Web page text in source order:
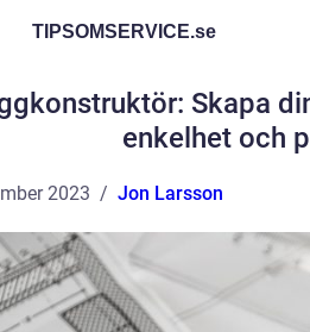
TIPSOMSERVICE.se
Skapa
enkelhet och
2023 Jon Larsson